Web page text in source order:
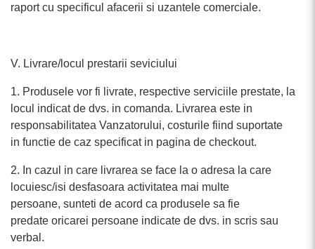
raport cu specificul afacerii si uzantele comerciale.
V. Livrare/locul prestarii seviciului
1. Produsele vor fi livrate, respective serviciile prestate, la
locul indicat de dvs. in comanda. Livrarea este in
responsabilitatea Vanzatorului, costurile fiind suportate
in functie de caz specificat in pagina de checkout.
2. In cazul in care livrarea se face la o adresa la care
locuiesc/isi desfasoara activitatea mai multe
persoane, sunteti de acord ca produsele sa fie
predate oricarei persoane indicate de dvs. in scris sau
verbal.